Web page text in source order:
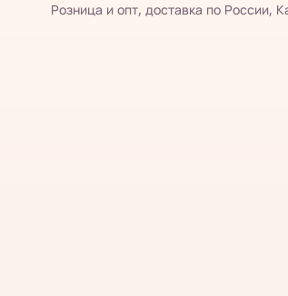
Розница и опт, доставка по России,